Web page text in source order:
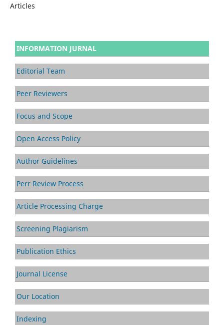
Articles
INFORMATION JURNAL
Editorial Team
Peer Reviewers
Focus and Scope
Open Access Policy
Author Guidelines
Perr Review Process
Article Processing Charge
Screening Plagiarism
Publication Ethics
Journal License
Our Location
Indexing